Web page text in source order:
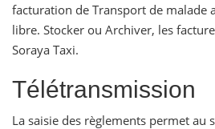
facturation de Transport de malade
libre. Stocker ou Archiver, les
Soraya Taxi.
Télétransmission
La saisie des règlements permet au